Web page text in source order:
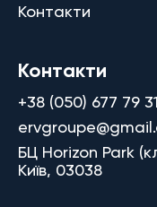
Контакти
Контакти
+38 (050) 677 79 31
БЦ Horizon Park
Київ, 03038